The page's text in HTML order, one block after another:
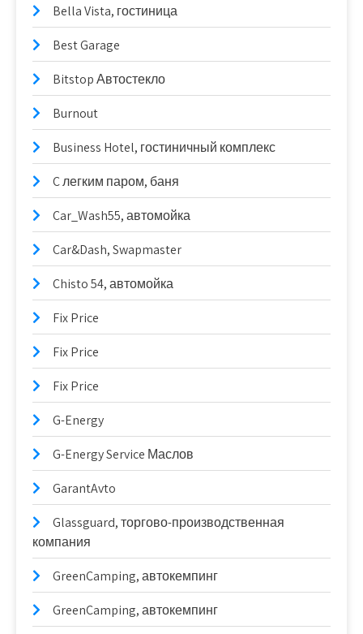
Bella Vista, гостиница
Best Garage
Bitstop Автостекло
Burnout
Business Hotel, гостиничный комплекс
C легким паром, баня
Car_Wash55, автомойка
Car&Dash, Swapmaster
Chisto 54, автомойка
Fix Price
Fix Price
Fix Price
G-Energy
G-Energy Service Маслов
GarantAvto
Glassguard, торгово-производственная
компания
GreenCamping, автокемпинг
GreenCamping, автокемпинг